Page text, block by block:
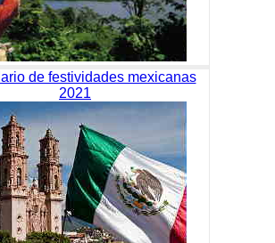
de festividades mexicanas
2021